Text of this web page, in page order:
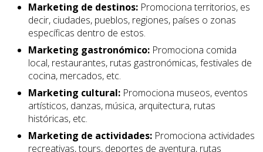
Marketing de destinos: Promociona territorios, es
decir, ciudades, pueblos, regiones, países o zonas
específicas dentro de estos.
Marketing gastronómico: Promociona comida
local, restaurantes, rutas gastronómicas, festivales de
cocina, mercados, etc.
Marketing cultural: Promociona museos, eventos
artísticos, danzas, música, arquitectura, rutas
históricas, etc.
Marketing de actividades: Promociona actividades
recreativas, tours, deportes de aventura, rutas